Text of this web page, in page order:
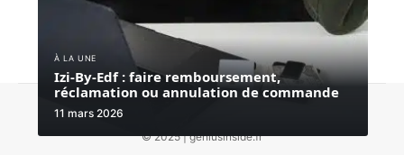
À LA UNE
Izi-By-Edf : faire remboursement,
réclamation ou annulation de commande
11 mars 2026
© 2025 | geniusinside.fr
Contact